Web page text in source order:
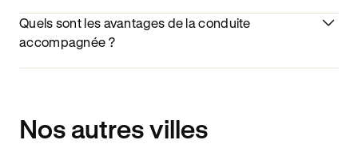
Quels sont les avantages de la conduite
accompagnée ?
Nos autres villes